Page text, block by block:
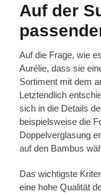
Auf der
Auf die Frage, wie
Aurélie, dass sie
Sortiment mit dem
Letztendlich
sich in die Details
beispielsweise die
Doppelverglasung
auf den Bambus
Das wichtigste
eine hohe Qualität